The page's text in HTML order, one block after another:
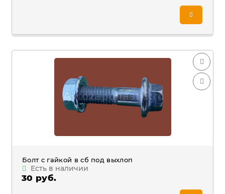
Болт c гайкой в сб под выхлоп
Есть в наличии
30 руб.